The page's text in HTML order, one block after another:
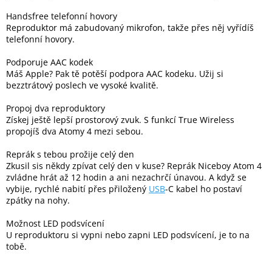
TONERY
A
CARTRIDGE
Sestavy
počítačů
Inpraise
Kamerové
systémy
MILESIGHT
Doprodej
Přihlášení
Handsfree telefonní hovory
Reproduktor má zabudovaný mikrofon, takže přes něj vyřídíš
telefonní hovory.
Podporuje AAC kodek
Máš Apple? Pak tě potěší podpora AAC kodeku. Užij si
bezztrátový poslech ve vysoké kvalitě.
Propoj dva reproduktory
Získej ještě lepší prostorový zvuk. S funkcí True Wireless
propojíš dva Atomy 4 mezi sebou.
Reprák s tebou prožije celý den
Zkusil sis někdy zpívat celý den v kuse? Reprák Niceboy Atom 4
zvládne hrát až 12 hodin a ani nezachrčí únavou. A když se
vybije, rychlé nabití přes přiložený USB-C kabel ho postaví
zpátky na nohy.
Možnost LED podsvícení
U reproduktoru si vypni nebo zapni LED podsvícení, je to na
tobě.